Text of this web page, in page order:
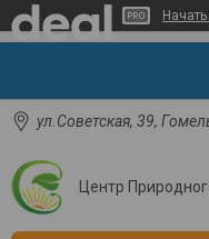
ул.Советская, 39,
Центр